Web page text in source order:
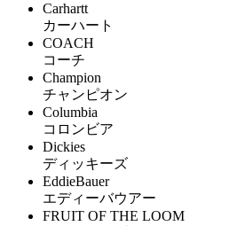
Carhartt
カーハート
COACH
コーチ
Champion
チャンピオン
Columbia
コロンビア
Dickies
ディッキーズ
EddieBauer
エディーバウアー
FRUIT OF THE LOOM